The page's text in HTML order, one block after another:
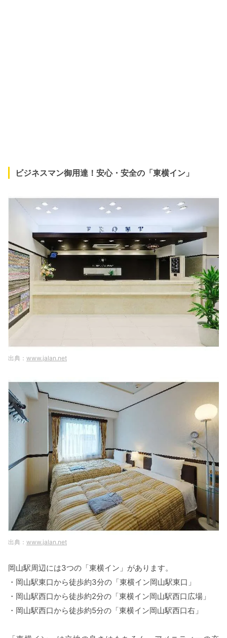
ビジネスマン御用達！安心・安全の「東横イン」
www.jalan.net
www.jalan.net
岡山駅周辺には3つの「東横イン」があります。
・岡山駅東口から徒歩約3分の「東横イン岡山駅東口」
・岡山駅西口から徒歩約2分の「東横イン岡山駅西口広場」
・岡山駅西口から徒歩約5分の「東横イン岡山駅西口右」